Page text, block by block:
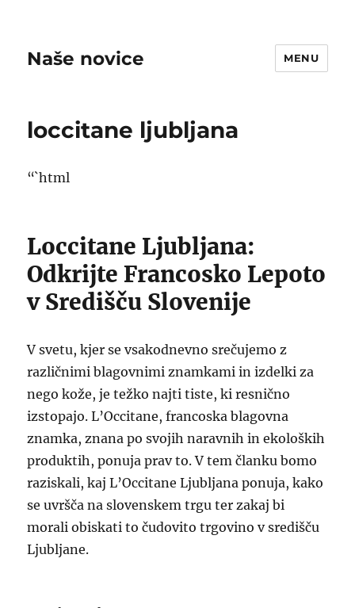
Naše novice MENU
loccitane ljubljana
“`html
Loccitane Ljubljana:
Odkrijte Francosko Lepoto
v Središču Slovenije
V svetu, kjer se vsakodnevno srečujemo z
različnimi blagovnimi znamkami in izdelki za
nego kože, je težko najti tiste, ki resnično
izstopajo. L’Occitane, francoska blagovna
znamka, znana po svojih naravnih in ekoloških
produktih, ponuja prav to. V tem članku bomo
raziskali, kaj L’Occitane Ljubljana ponuja, kako
se uvršča na slovenskem trgu ter zakaj bi
morali obiskati to čudovito trgovino v središču
Ljubljane.